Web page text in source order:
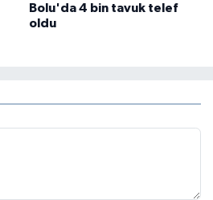
Bolu'da 4 bin tavuk telef
oldu